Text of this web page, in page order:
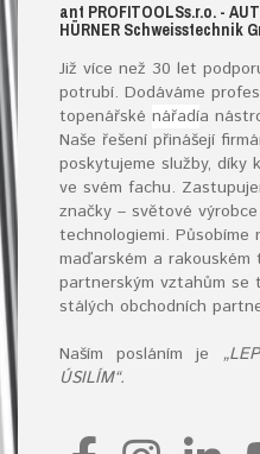
ant PROFITOOLSs.r.o. -
HÜRNER Schweisstechnik G
Již více než 30 let
potrubí. Dodáváme
topenářské nářadía
Naše řešení přinášejí
poskytujeme služby, díky
ve svém fachu.
značky – světové
technologiemi. Působíme
maďarském a
partnerským vztahům se
stálých obchodních
Naším posláním je
ÚSILÍM“.